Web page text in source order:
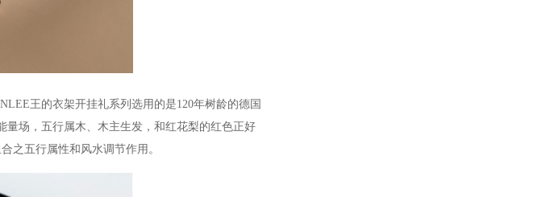
王的衣架开挂礼系列选用的是120年树龄的德国
量场，五行属木、木主生发，和红花梨的红色正好
之五行属性和风水调节作用。